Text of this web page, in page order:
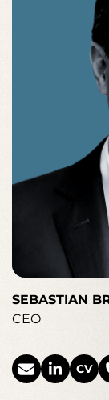
SEBASTIAN
CEO
CV